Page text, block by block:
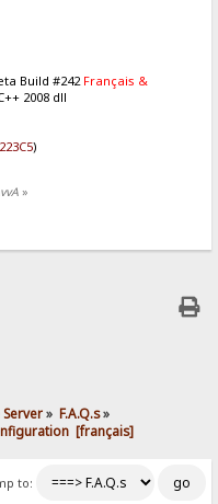
Build #242 Français &
2008 dll
)
»
Server» F.A.Q.s»
[français]
to: